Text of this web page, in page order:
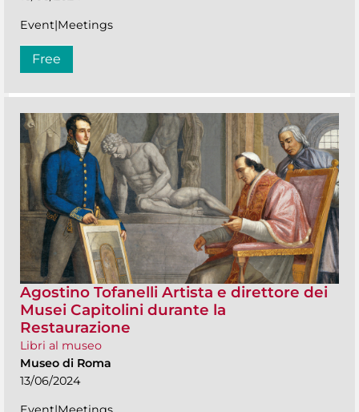
Event|Meetings
Free
Agostino Tofanelli Artista e direttore dei
Musei Capitolini durante la
Restaurazione
Libri al museo
Museo di Roma
13/06/2024